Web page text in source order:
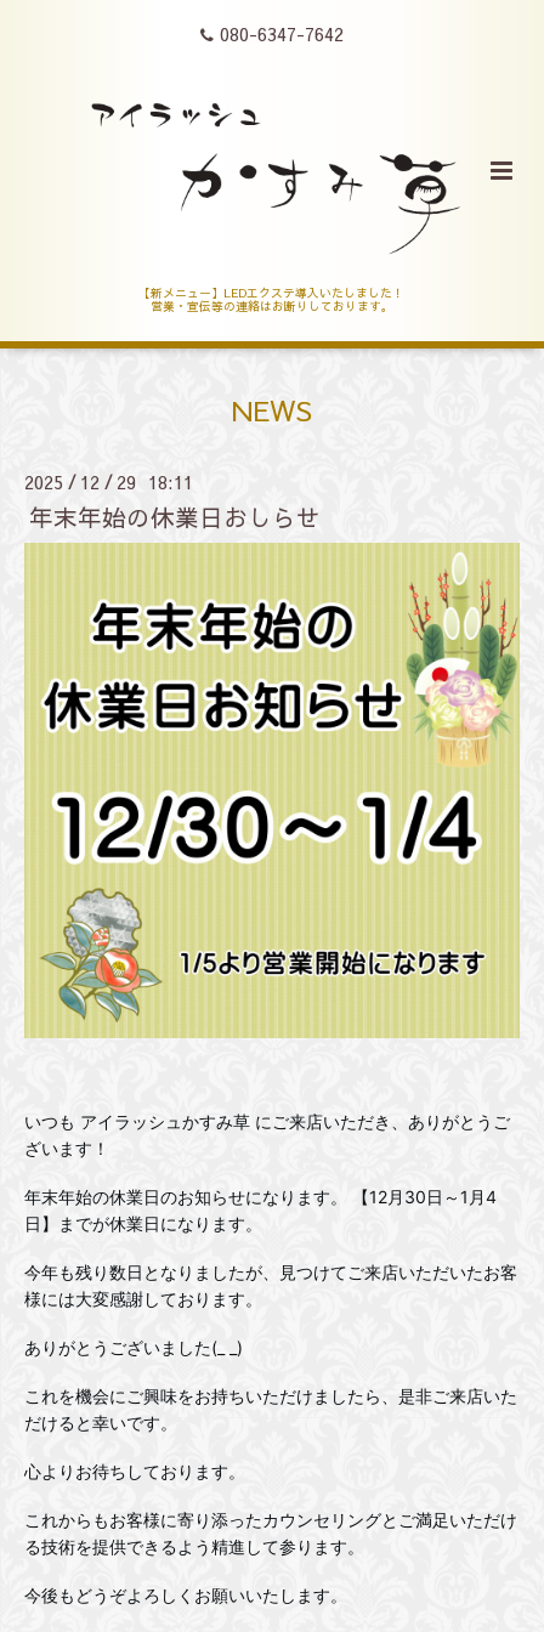
080-6347-7642
【新メニュー】LEDエクステ導入いたしました！
営業・宣伝等の連絡はお断りしております。
NEWS
2025 / 12 / 29 18:11
年末年始の休業日おしらせ
いつも アイラッシュかすみ草 にご来店いただき、ありがとうご
ざいます！
年末年始の休業日のお知らせになります。 【12月30日～1月4
日】までが休業日になります。
今年も残り数日となりましたが、見つけてご来店いただいたお客
様には大変感謝しております。
ありがとうございました(_ _)
これを機会にご興味をお持ちいただけましたら、是非ご来店いた
だけると幸いです。
心よりお待ちしております。
これからもお客様に寄り添ったカウンセリングとご満足いただけ
る技術を提供できるよう精進して参ります。
今後もどうぞよろしくお願いいたします。